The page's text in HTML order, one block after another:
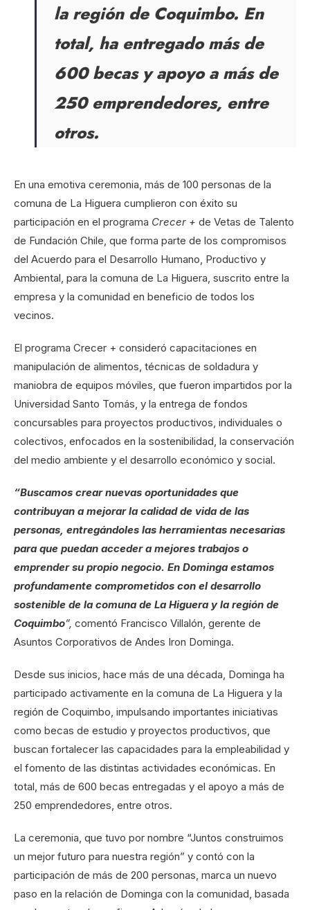
la región de Coquimbo. En
total, ha entregado más de
600 becas y apoyo a más de
250 emprendedores, entre
otros.
En una emotiva ceremonia, más de 100 personas de la
comuna de La Higuera cumplieron con éxito su
participación en el programa Crecer + de Vetas de Talento
de Fundación Chile, que forma parte de los compromisos
del Acuerdo para el Desarrollo Humano, Productivo y
Ambiental, para la comuna de La Higuera, suscrito entre la
empresa y la comunidad en beneficio de todos los
vecinos.
El programa Crecer + consideró capacitaciones en
manipulación de alimentos, técnicas de soldadura y
maniobra de equipos móviles, que fueron impartidos por la
Universidad Santo Tomás, y la entrega de fondos
concursables para proyectos productivos, individuales o
colectivos, enfocados en la sostenibilidad, la conservación
del medio ambiente y el desarrollo económico y social.
“Buscamos crear nuevas oportunidades que
contribuyan a mejorar la calidad de vida de las
personas, entregándoles las herramientas necesarias
para que puedan acceder a mejores trabajos o
emprender su propio negocio. En Dominga estamos
profundamente comprometidos con el desarrollo
sostenible de la comuna de La Higuera y la región de
Coquimbo”, comentó Francisco Villalón, gerente de
Asuntos Corporativos de Andes Iron Dominga.
Desde sus inicios, hace más de una década, Dominga ha
participado activamente en la comuna de La Higuera y la
región de Coquimbo, impulsando importantes iniciativas
como becas de estudio y proyectos productivos, que
buscan fortalecer las capacidades para la empleabilidad y
el fomento de las distintas actividades económicas. En
total, más de 600 becas entregadas y el apoyo a más de
250 emprendedores, entre otros.
La ceremonia, que tuvo por nombre “Juntos construimos
un mejor futuro para nuestra región” y contó con la
participación de más de 200 personas, marca un nuevo
paso en la relación de Dominga con la comunidad, basada